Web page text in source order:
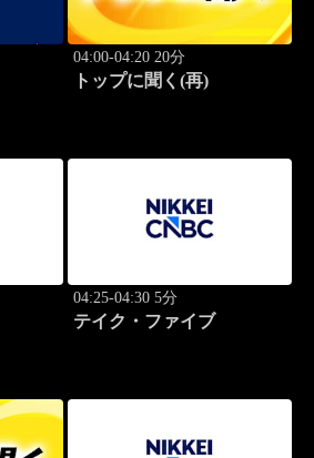
04:00-04:20 20分
トップに聞く(再)
04:25-04:30 5分
テイク・ファイブ